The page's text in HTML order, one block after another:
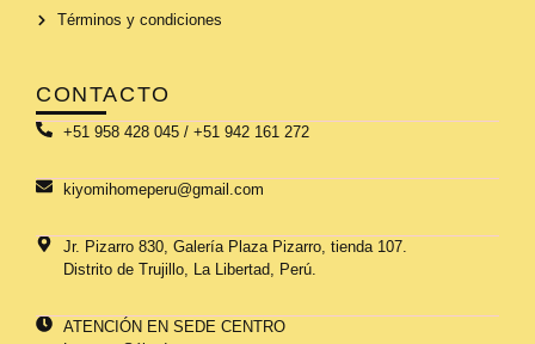
Términos y condiciones
CONTACTO
+51 958 428 045 / +51 942 161 272
kiyomihomeperu@gmail.com
Jr. Pizarro 830, Galería Plaza Pizarro, tienda 107.
Distrito de Trujillo, La Libertad, Perú.
ATENCIÓN EN SEDE CENTRO